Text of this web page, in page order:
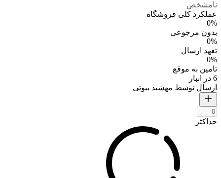
نامشخص
عملکرد کلی فروشگاه
0%
بدون مرجوعی
0%
تعهد ارسال
0%
تامین به موقع
6 در انبار
ارسال توسط مهشید بیوتی
حداکثر